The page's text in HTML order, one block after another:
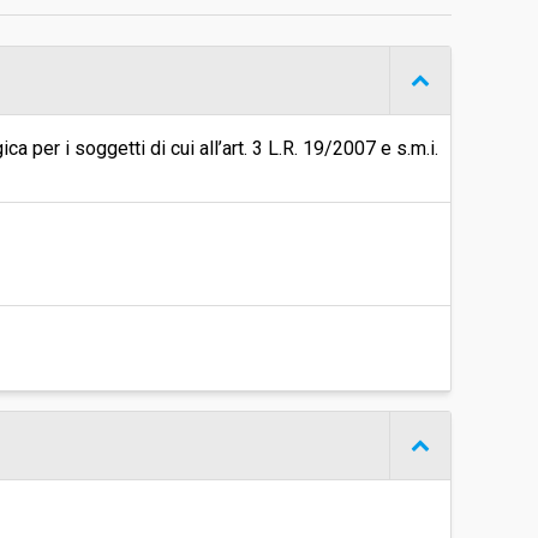
€ 1.840.319,25
per i soggetti di cui all’art. 3 L.R. 19/2007 e s.m.i.